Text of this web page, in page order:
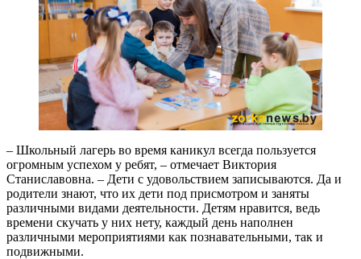
– Школьный лагерь во время каникул всегда пользуется
огромным успехом у ребят, – отмечает Виктория
Станиславовна. – Дети с удовольствием записываются. Да и
родители знают, что их дети под присмотром и заняты
различными видами деятельности. Детям нравится, ведь
времени скучать у них нету, каждый день наполнен
различными мероприятиями как познавательными, так и
подвижными.